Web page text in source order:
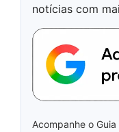
notícias com
Acompanhe o